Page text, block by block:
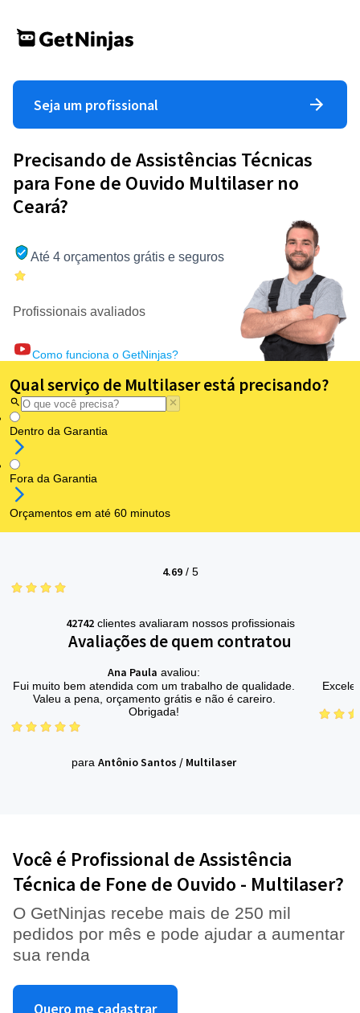
Seja um profissional
Precisando de Assistências Técnicas
para Fone de Ouvido Multilaser no
Ceará?
Até 4 orçamentos grátis e seguros
Profissionais avaliados
Como funciona o GetNinjas?
Qual serviço de Multilaser está precisando?
Dentro da Garantia
Fora da Garantia
Orçamentos em até 60 minutos
4.69/ 5
42742clientes avaliaram nossos profissionais
Avaliações de quem contratou
Ana Paula avaliou:
Fui muito bem atendida com um trabalho de qualidade.
Valeu a pena, orçamento grátis e não é careiro.
Obrigada!
para Antônio Santos / Multilaser
Você é Profissional de Assistência
Técnica de Fone de Ouvido - Multilaser?
O GetNinjas recebe mais de 250 mil
pedidos por mês e pode ajudar a aumentar
sua renda
Quero me cadastrar